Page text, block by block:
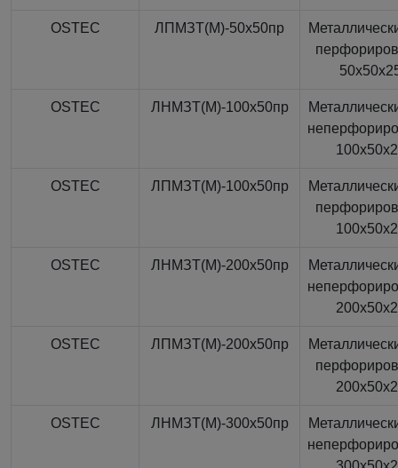
OSTEC ЛПМЗТ(М)-50x50пр
OSTEC ЛНМЗТ(М)-100x50пр
OSTEC ЛПМЗТ(М)-100x50пр
OSTEC ЛНМЗТ(М)-200x50пр
OSTEC ЛПМЗТ(М)-200x50пр
OSTEC ЛНМЗТ(М)-300x50пр